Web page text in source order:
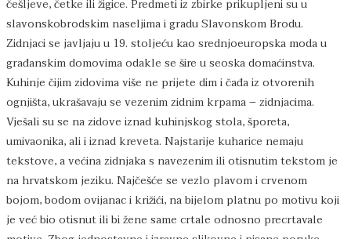
češljeve, četke ili žigice. Predmeti iz zbirke prikupljeni su u
slavonskobrodskim naseljima i gradu Slavonskom Brodu.
Zidnjaci se javljaju u 19. stoljeću kao srednjoeuropska moda u
građanskim domovima odakle se šire u seoska domaćinstva.
Kuhinje čijim zidovima više ne prijete dim i čađa iz otvorenih
ognjišta, ukrašavaju se vezenim zidnim krpama – zidnjacima.
Vješali su se na zidove iznad kuhinjskog stola, šporeta,
umivaonika, ali i iznad kreveta. Najstarije kuharice nemaju
tekstove, a većina zidnjaka s navezenim ili otisnutim tekstom je
na hrvatskom jeziku. Najčešće se vezlo plavom i crvenom
bojom, bodom ovijanac i križići, na bijelom platnu po motivu koji
je već bio otisnut ili bi žene same crtale odnosno precrtavale